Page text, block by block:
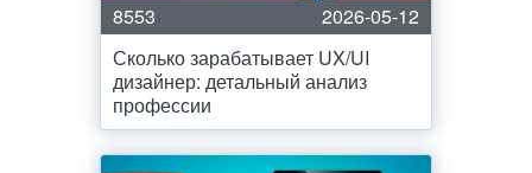
8553
2026-05-12
Сколько зарабатывает UX/UI
дизайнер: детальный анализ
профессии